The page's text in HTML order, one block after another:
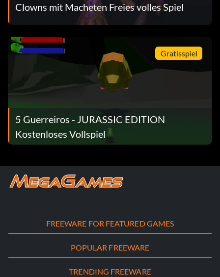
Clowns mit Macheten Freies volles Spiel
Gratisspiel
5 Guerreiros - JURASSIC EDITION
Kostenloses Vollspiel
FREEWARE FOR FEATURED GAMES
POPULAR FREEWARE
TRENDING FREEWARE